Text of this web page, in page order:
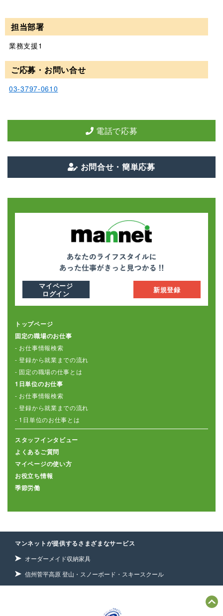
担当部署
業務支援1
ご応募・お問い合せ
03-3797-0610
電話で応募
お問合せ・簡単応募
マイページ
ログイン
新規登録
トップページ
固定の職場のお仕事
- お仕事情報検索
- 登録から就業までの流れ
- 固定の職場の仕事とは
1日単位のお仕事
- お仕事情報検索
- 登録から就業までの流れ
- 1日単位のお仕事とは
スタッフインタビュー
よくあるご質問
マイページの使い方
お役立ち情報
季節労働
マンネットが提供するさまざまなサービス
オーダーメイド収納家具
信州菅平高原 登山・スノーボード・スキースクール